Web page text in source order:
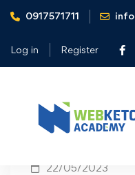
0917571711
Log in Register
Home lợi nhuận ròng
Tag:
22/05/2023